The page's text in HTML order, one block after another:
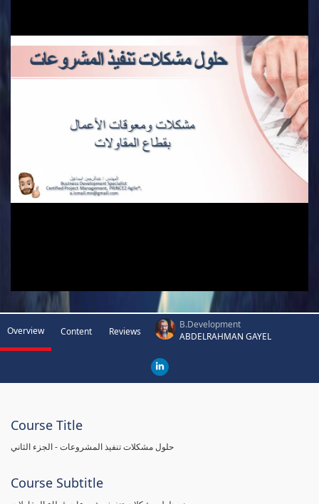
Overview Content Reviews
B.Development
ABDELRAHMAN GAYEL
Course Title
حلول مشكلات تنفيذ المشروعات - الجزء الثاني
Course Subtitle